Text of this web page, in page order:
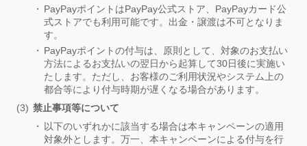
PayPayポイントはPayPay公式ストア、PayPayカード公
式ストアでも利用可能です。出金・譲渡は不可となりま
す。
PayPayポイントの付与は、原則として、対象のお支払い
方法によるお支払いの翌日から起算して30日後に実施い
たします。ただし、お客様のご利用状況やシステム上の
都合等により付与時期が遅くなる場合があります。
禁止事項等について
以下のいずれかに該当する場合は本キャンペーンの適用
対象外とします。万一、本キャンペーンによる付与を行